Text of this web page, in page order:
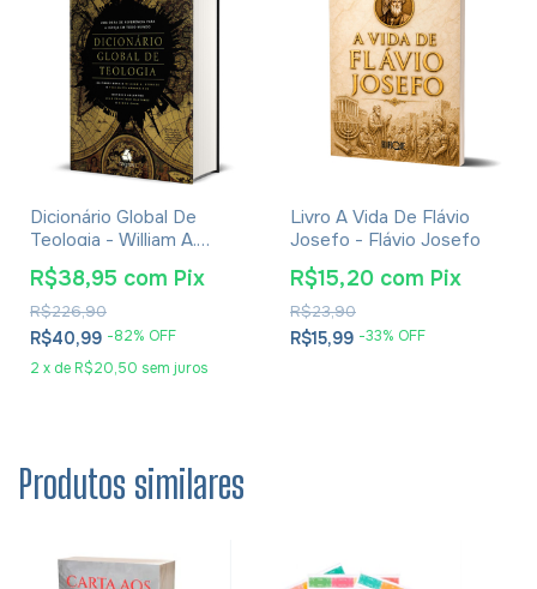
Dicionário Global De
Teologia - William A.
Dyrness
R$40,99 -82% OFF
2 x de R$20,50 sem juros
R$226,90
R$38,95 com Pix
Livro A Vida De Flávio
Josefo - Flávio Josefo
R$15,99 -33% OFF
R$23,90
R$15,20 com Pix
Produtos similares